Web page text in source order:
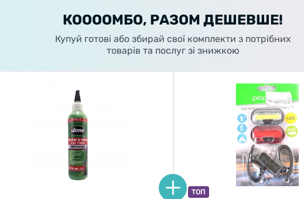
КООООМБО, РАЗОМ ДЕШЕВШЕ!
Купуй готові або збирай свої комплекти з потрібних
товарів та послуг зі знижкою
ТОП
Do you want to switch to the Dutch version of the site or
stay on the Ukrainian version?
STAY ON FACEBIKE.UA